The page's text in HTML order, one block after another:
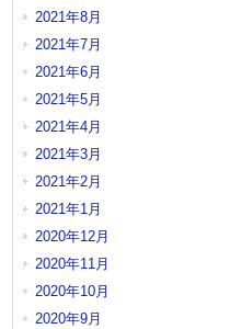
2021年8月
2021年7月
2021年6月
2021年5月
2021年4月
2021年3月
2021年2月
2021年1月
2020年12月
2020年11月
2020年10月
2020年9月